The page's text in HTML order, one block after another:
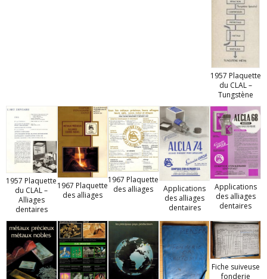
1957 Plaquette
du CLAL –
Tungstène
1957 Plaquette
du CLAL –
Alliages
dentaires
1967 Plaquette
des alliages
1967 Plaquette
des alliages
Applications
des alliages
dentaires
Applications
des alliages
dentaires
Fiche suiveuse
fonderie